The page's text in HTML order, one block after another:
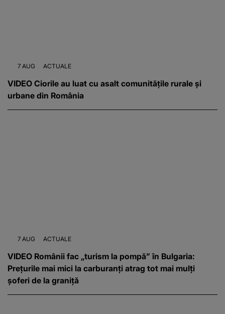
7 AUG ACTUALE
VIDEO Ciorile au luat cu asalt comunitățile rurale și
urbane din România
7 AUG ACTUALE
VIDEO Românii fac „turism la pompă” în Bulgaria:
Prețurile mai mici la carburanți atrag tot mai mulți
șoferi de la graniță